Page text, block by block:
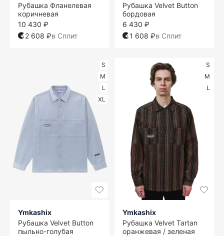
Рубашка Фланелевая
коричневая
10 430 ₽
2 608 ₽в Сплит
Рубашка Velvet Button
бордовая
6 430 ₽
1 608 ₽в Сплит
S
M
L
XL
Ymkashix
Рубашка Velvet Button
пыльно-голубая
S
M
L
Ymkashix
Рубашка Velvet Tartan
оранжевая / зеленая